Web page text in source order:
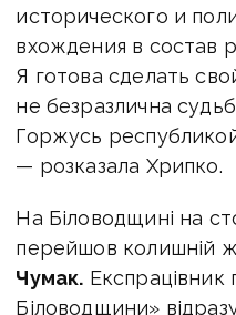
исторического и
вхождения в состав
Я готова сделать
не безразлична
Горжусь
— розказала Хрипко.
На Біловодщині на
перейшов колишній
Чумак. Експрацівник
Біловодщини»